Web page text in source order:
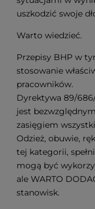
uszkodzić swoje
Warto wiedzieć.
Przepisy BHP w
stosowanie
pracowników.
Dyrektywa 89/
jest
zasięgiem
Odzież, obuwie,
tej kategorii,
mogą być
ale WARTO
stanowisk.